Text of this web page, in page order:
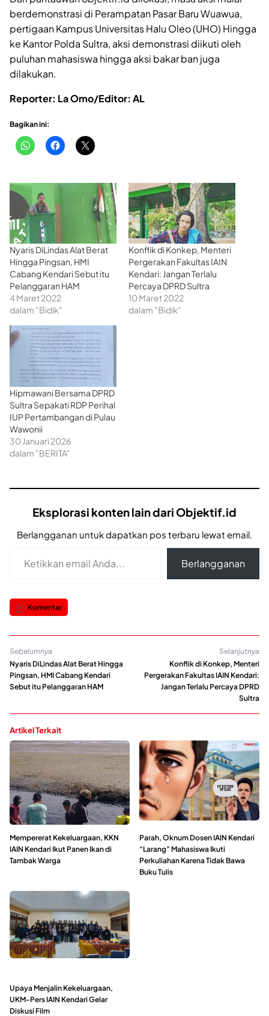
berdemonstrasi di Perampatan Pasar Baru Wuawua,
pertigaan Kampus Universitas Halu Oleo (UHO) Hingga
ke Kantor Polda Sultra, aksi demonstrasi diikuti oleh
puluhan mahasiswa hingga aksi bakar ban juga
dilakukan.
Reporter: La Omo/Editor: AL
Bagikan ini:
Nyaris DiLindas Alat Berat
Hingga Pingsan, HMI
Cabang Kendari Sebut itu
Pelanggaran HAM
4 Maret 2022
dalam "Bidik"
Konflik di Konkep, Menteri
Pergerakan Fakultas IAIN
Kendari: Jangan Terlalu
Percaya DPRD Sultra
10 Maret 2022
dalam "Bidik"
Hipmawani Bersama DPRD
Sultra Sepakati RDP Perihal
IUP Pertambangan di Pulau
Wawonii
30 Januari 2026
dalam "BERITA"
Eksplorasi konten lain dari Objektif.id
Berlangganan untuk dapatkan pos terbaru lewat email.
Berlangganan
Komentar
Sebelumnya
Nyaris DiLindas Alat Berat Hingga
Pingsan, HMI Cabang Kendari
Sebut itu Pelanggaran HAM
Selanjutnya
Konflik di Konkep, Menteri
Pergerakan Fakultas IAIN Kendari:
Jangan Terlalu Percaya DPRD
Sultra
Artikel Terkait
Mempererat Kekeluargaan, KKN
IAIN Kendari Ikut Panen Ikan di
Tambak Warga
Parah, Oknum Dosen IAIN Kendari
“Larang” Mahasiswa Ikuti
Perkuliahan Karena Tidak Bawa
Buku Tulis
Upaya Menjalin Kekeluargaan,
UKM-Pers IAIN Kendari Gelar
Diskusi Film